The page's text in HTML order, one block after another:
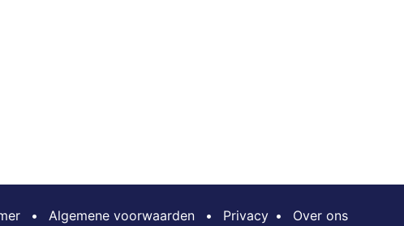
• Algemene voorwaarden • Privacy • Over ons